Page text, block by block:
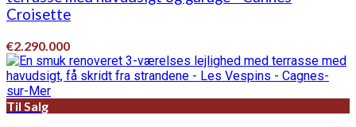
Croisette
€2.290.000
Til Salg